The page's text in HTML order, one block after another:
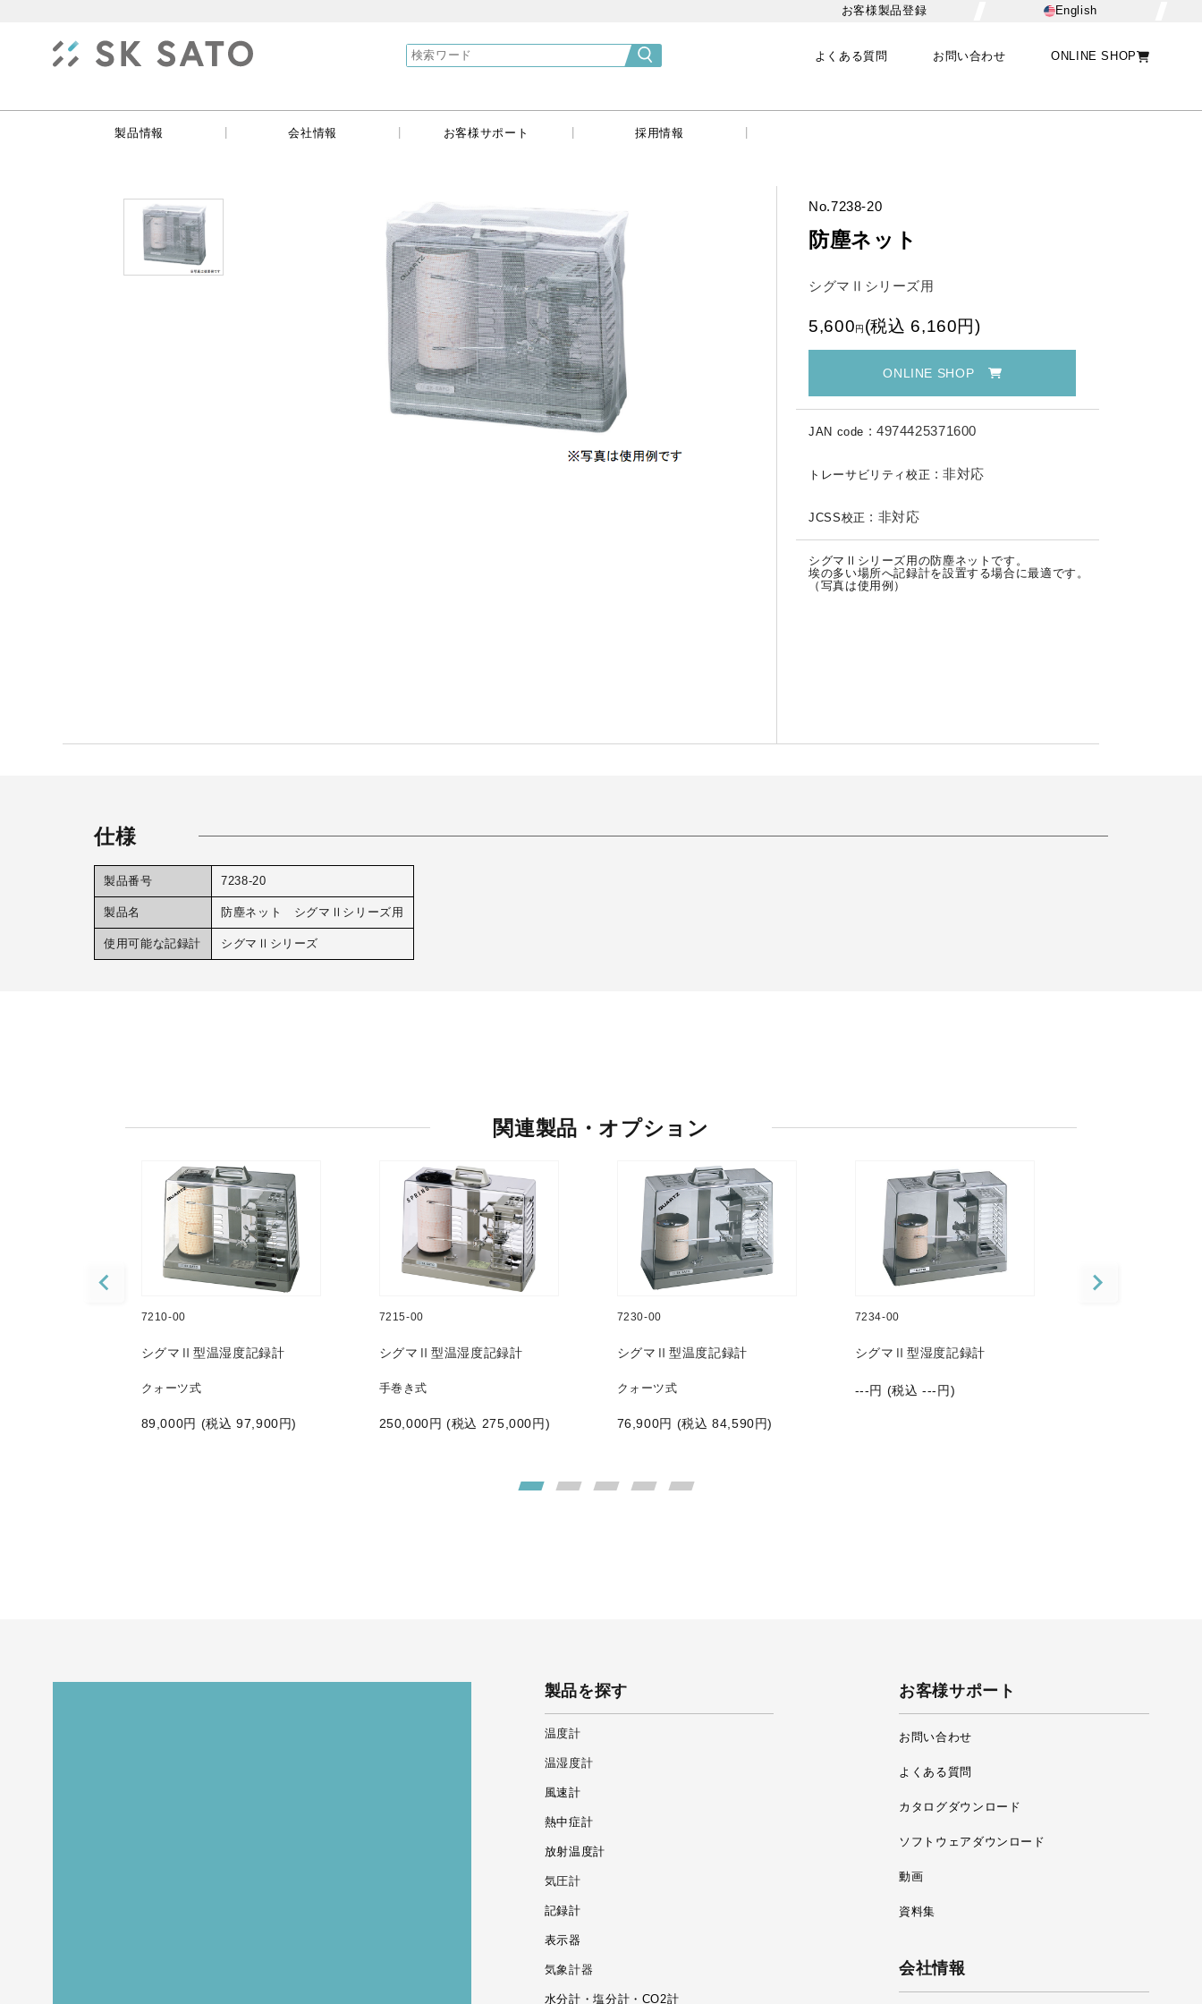
お客様製品登録 English
} よくある質問 お問い合わせ ONLINE SHOP
製品情報 会社情報 お客様サポート 採用情報
No.7238-20
防塵ネット
シグマⅡシリーズ用
5,600円 (税込 6,160円)
ONLINE SHOP
JAN code : 4974425371600
トレーサビリティ校正 :非対応
JCSS校正 : 非対応
シグマⅡシリーズ用の防塵ネットです。
埃の多い場所へ記録計を設置する場合に最適です。
（写真は使用例）
仕様
製品番号 7238-20
製品名 防塵ネット シグマⅡシリーズ用
使用可能な記録計 シグマⅡシリーズ
関連製品・オプション
7210-00
シグマⅡ型温湿度記録計
クォーツ式
89,000円 (税込 97,900円)
7215-00
シグマⅡ型温湿度記録計
手巻き式
250,000円 (税込 275,000円)
7230-00
シグマⅡ型温度記録計
クォーツ式
76,900円 (税込 84,590円)
7234-00
シグマⅡ型湿度記録計
---円 (税込 ---円)
製品を探す
温度計
温湿度計
風速計
熱中症計
放射温度計
気圧計
記録計
表示器
気象計器
水分計・塩分計・CO2計
お客様サポート
お問い合わせ
よくある質問
カタログダウンロード
ソフトウェアダウンロード
動画
資料集
会社情報